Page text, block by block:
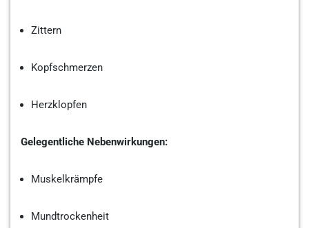
Zittern
Kopfschmerzen
Herzklopfen
Gelegentliche Nebenwirkungen:
Muskelkrämpfe
Mundtrockenheit